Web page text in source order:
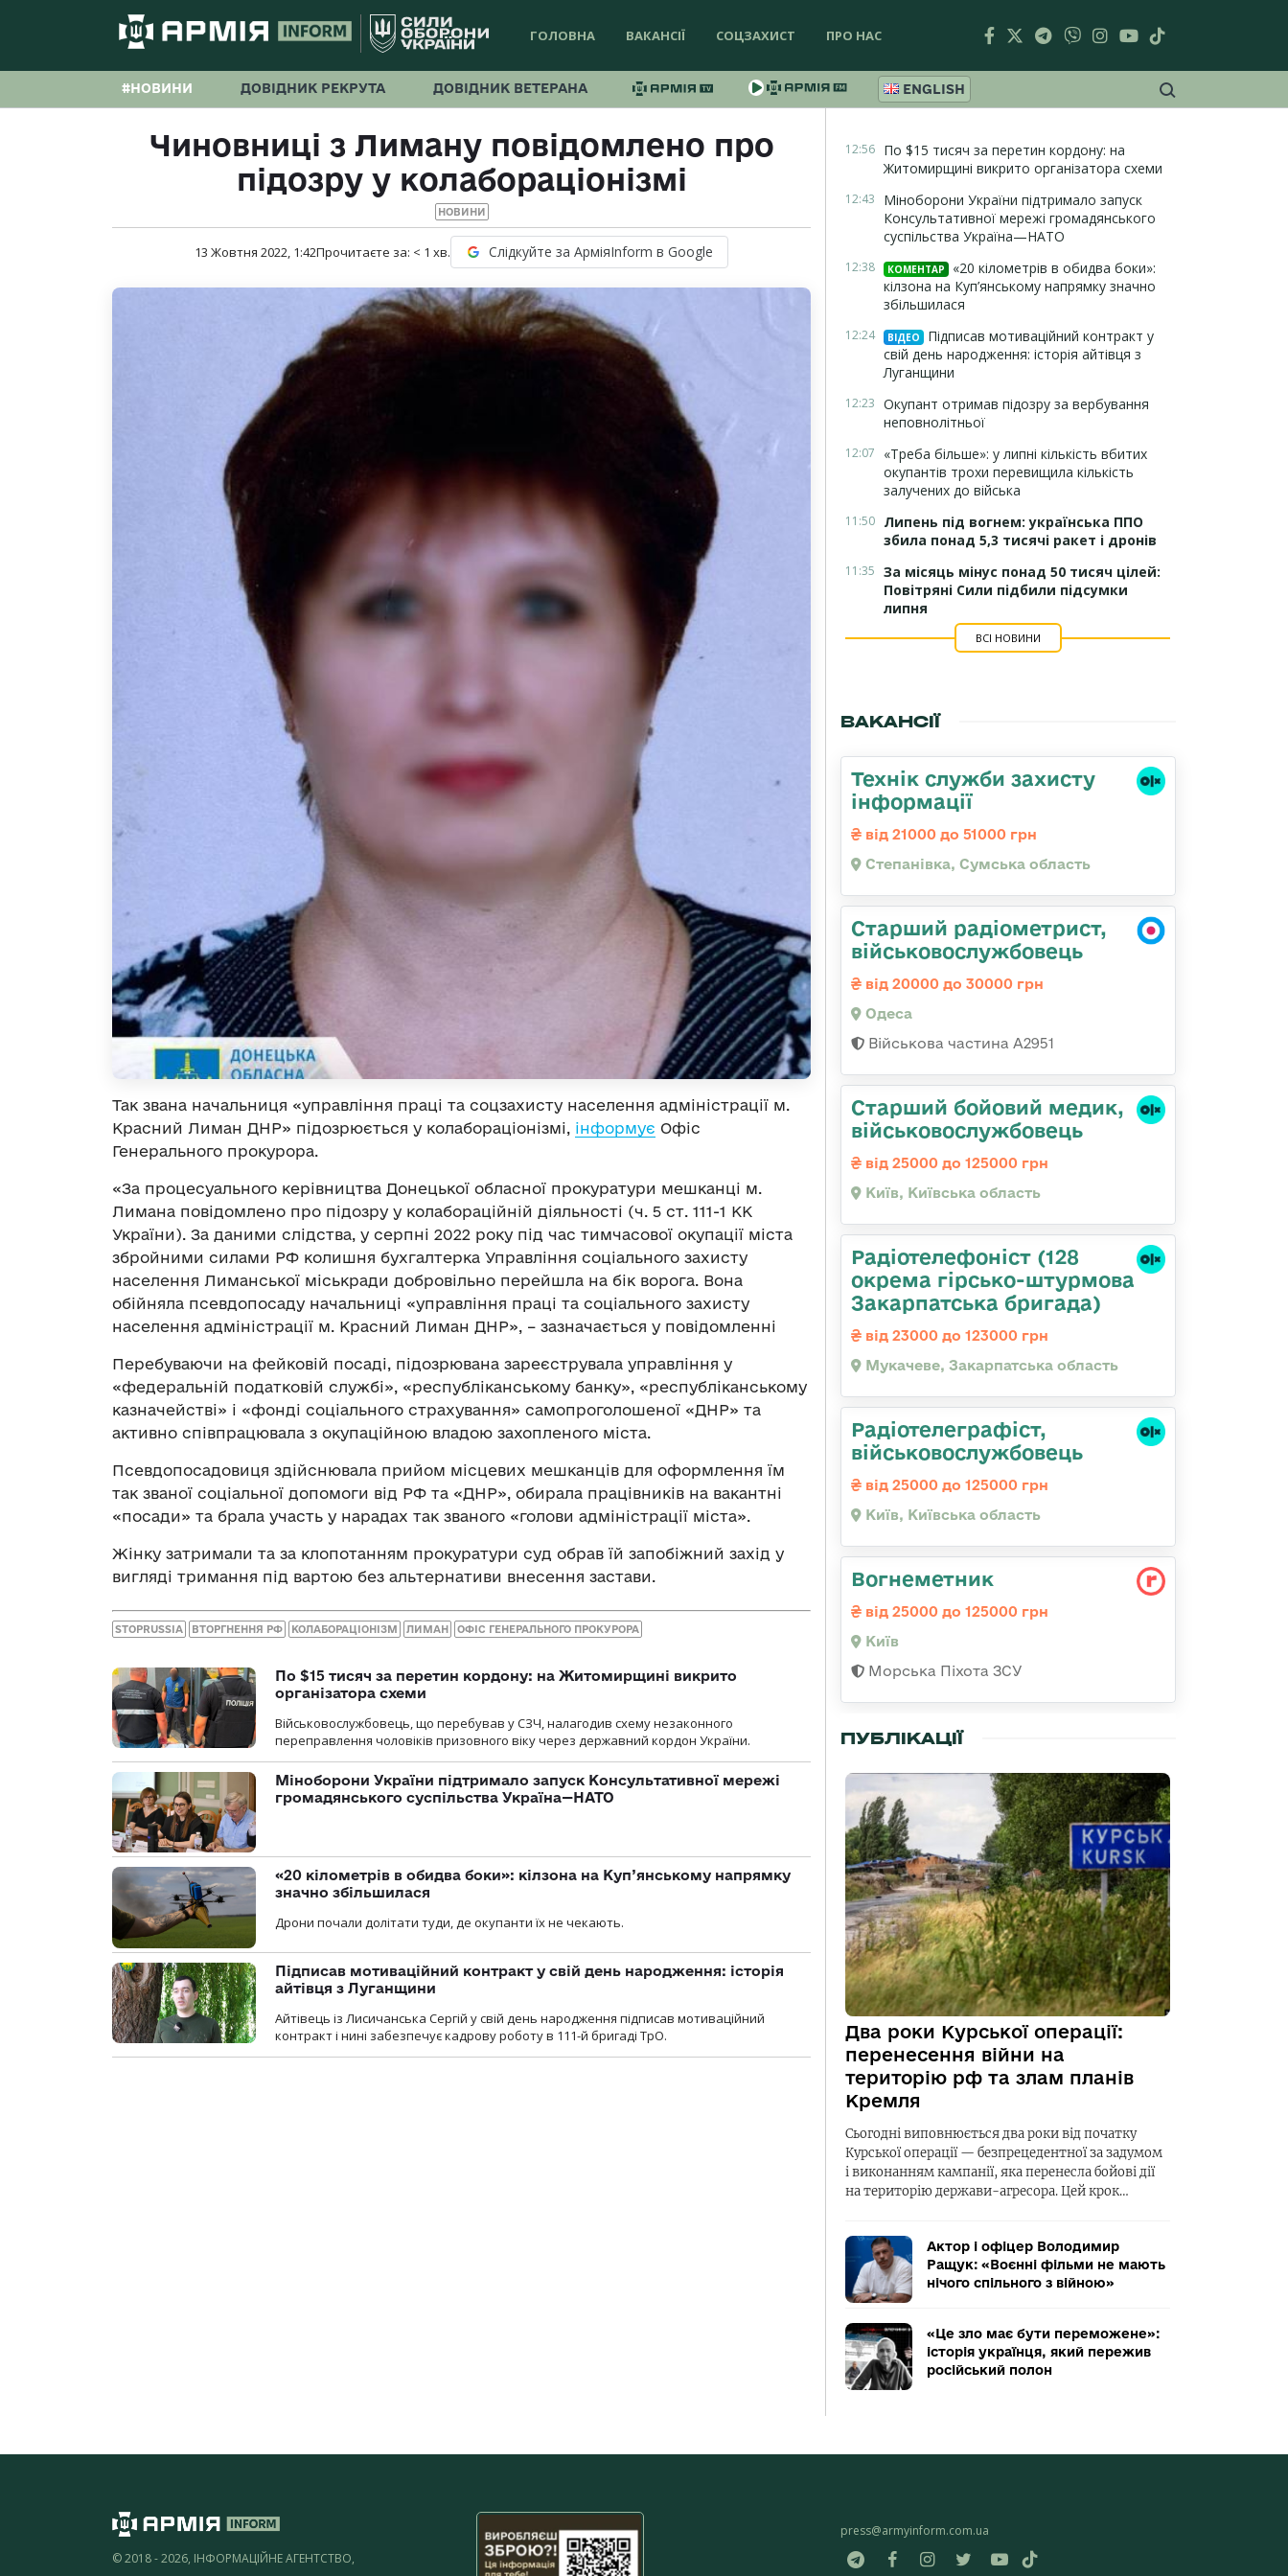
ГОЛОВНА ВАКАНСІЇ СОЦЗАХИСТ ПРО НАС
#НОВИНИ ДОВІДНИК РЕКРУТА ДОВІДНИК ВЕТЕРАНА ENGLISH
Чиновниці з Лиману повідомлено про
підозру у колабораціонізмі
НОВИНИ
13 Жовтня 2022, 1:42Прочитаєте за: < 1 хв. Слідкуйте за АрміяInform в Google
Так звана начальниця «управління праці та соцзахисту населення адміністрації м.
Красний Лиман ДНР» підозрюється у колабораціонізмі, інформує Офіс
Генерального прокурора.
«За процесуального керівництва Донецької обласної прокуратури мешканці м.
Лимана повідомлено про підозру у колабораційній діяльності (ч. 5 ст. 111-1 КК
України). За даними слідства, у серпні 2022 року під час тимчасової окупації міста
збройними силами РФ колишня бухгалтерка Управління соціального захисту
населення Лиманської міськради добровільно перейшла на бік ворога. Вона
обійняла псевдопосаду начальниці «управління праці та соціального захисту
населення адміністрації м. Красний Лиман ДНР», – зазначається у повідомленні
Перебуваючи на фейковій посаді, підозрювана зареєструвала управління у
«федеральній податковій службі», «республіканському банку», «республіканському
казначействі» і «фонді соціального страхування» самопроголошеної «ДНР» та
активно співпрацювала з окупаційною владою захопленого міста.
Псевдопосадовиця здійснювала прийом місцевих мешканців для оформлення їм
так званої соціальної допомоги від РФ та «ДНР», обирала працівників на вакантні
«посади» та брала участь у нарадах так званого «голови адміністрації міста».
Жінку затримали та за клопотанням прокуратури суд обрав їй запобіжний захід у
вигляді тримання під вартою без альтернативи внесення застави.
STOPRUSSIA ВТОРГНЕННЯ РФ КОЛАБОРАЦІОНІЗМ ЛИМАН ОФІС ГЕНЕРАЛЬНОГО ПРОКУРОРА
По $15 тисяч за перетин кордону: на Житомирщині викрито
організатора схеми
Військовослужбовець, що перебував у СЗЧ, налагодив схему незаконного
переправлення чоловіків призовного віку через державний кордон України.
Міноборони України підтримало запуск Консультативної мережі
громадянського суспільства Україна—НАТО
«20 кілометрів в обидва боки»: кілзона на Куп’янському напрямку
значно збільшилася
Дрони почали долітати туди, де окупанти їх не чекають.
Підписав мотиваційний контракт у свій день народження: історія
айтівця з Луганщини
Айтівець із Лисичанська Сергій у свій день народження підписав мотиваційний
контракт і нині забезпечує кадрову роботу в 111-й бригаді ТрО.
12:56 По $15 тисяч за перетин кордону: на
Житомирщині викрито організатора схеми
12:43
Міноборони України підтримало запуск
Консультативної мережі громадянського
суспільства Україна—НАТО
12:38 КОМЕНТАР
«20 кілометрів в обидва боки»:
кілзона на Куп’янському напрямку значно
збільшилася
12:24 ВІДЕО
Підписав мотиваційний контракт у
свій день народження: історія айтівця з
Луганщини
12:23 Окупант отримав підозру за вербування
неповнолітньої
12:07
«Треба більше»: у липні кількість вбитих
окупантів трохи перевищила кількість
залучених до війська
11:50 Липень під вогнем: українська ППО
збила понад 5,3 тисячі ракет і дронів
11:35 За місяць мінус понад 50 тисяч цілей:
Повітряні Сили підбили підсумки
липня
ВСІ НОВИНИ
ВАКАНСІЇ
Технік служби захисту
інформації
від 21000 до 51000 грн
Степанівка, Сумська область
Старший радіометрист,
військовослужбовець
від 20000 до 30000 грн
Одеса
Військова частина А2951
Старший бойовий медик,
військовослужбовець
від 25000 до 125000 грн
Київ, Київська область
Радіотелефоніст (128
окрема гірсько-штурмова
Закарпатська бригада)
від 23000 до 123000 грн
Мукачеве, Закарпатська область
Радіотелеграфіст,
військовослужбовець
від 25000 до 125000 грн
Київ, Київська область
Вогнеметник
від 25000 до 125000 грн
Київ
Морська Піхота ЗСУ
ПУБЛІКАЦІЇ
Два роки Курської операції:
перенесення війни на
територію рф та злам планів
Кремля
Сьогодні виповнюється два роки від початку
Курської операції — безпрецедентної за задумом
і виконанням кампанії, яка перенесла бойові дії
на територію держави-агресора. Цей крок…
Актор і офіцер Володимир
Ращук: «Воєнні фільми не мають
нічого спільного з війною»
«Це зло має бути переможене»:
історія українця, який пережив
російський полон
© 2018 - 2026, ІНФОРМАЦІЙНЕ АГЕНТСТВО,
press@armyinform.com.ua